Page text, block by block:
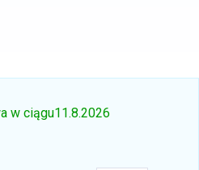
w ciągu11.8.2026